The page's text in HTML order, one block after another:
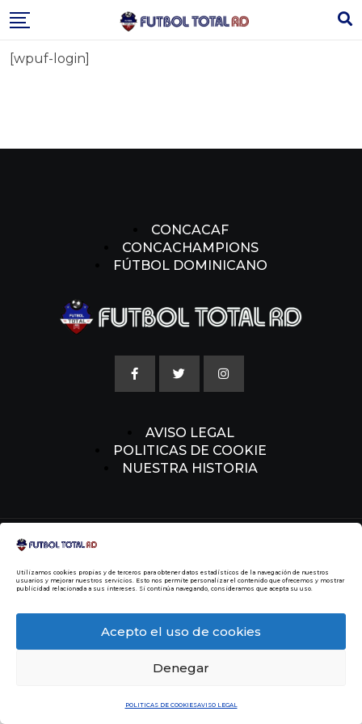
Utilizamos cookies propias y de terceros para obtener datos estadísticos de la navegación de nuestros
usuarios y mejorar nuestros servicios. Esto nos permite personalizar el contenido que ofrecemos y mostrar
publicidad relacionada a sus intereses. Si continúa navegando, consideramos que acepta su uso.
Acepto el uso de cookies
Denegar
POLITICAS DE COOKIESAVISO LEGAL
to
[wpuf-login]
CONCACAF
CONCACHAMPIONS
FÚTBOL DOMINICANO
AVISO LEGAL
POLITICAS DE COOKIE
NUESTRA HISTORIA
© 2014 Todos los Derechos Reservados